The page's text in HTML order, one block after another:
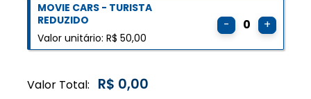
MOVIE CARS - TURISTA
REDUZIDO
Valor unitário: R$ 50,00
- 0 +
Valor Total: R$ 0,00